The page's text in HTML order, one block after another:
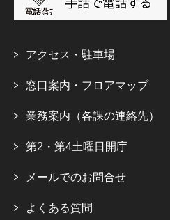
アクセス・駐車場
窓口案内・フロアマップ
業務案内（各課の連絡先）
第2・第4土曜日開庁
メールでのお問合せ
よくある質問